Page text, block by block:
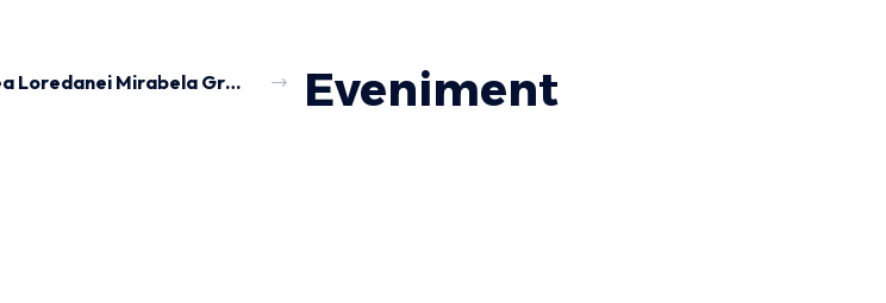
Transparența privind averea Loredanei Mirabela Grădinaru, soția lui Nicușor Dan, a fost publicată oficial Eveniment